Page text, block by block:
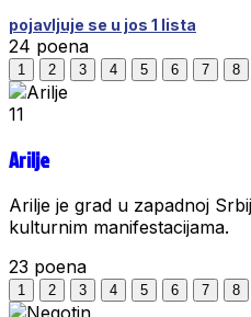
pojavljuje se u jos 1 lista
24 poena
1 2 3 4 5 6 7 8
11
Arilje
Arilje je grad u zapadnoj
kulturnim manifestacijama.
23 poena
1 2 3 4 5 6 7 8